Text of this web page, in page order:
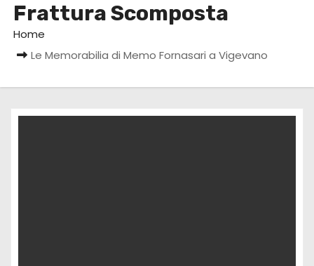
Frattura Scomposta
Home
Le Memorabilia di Memo Fornasari a Vigevano